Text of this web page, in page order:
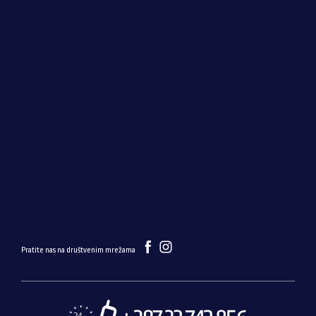
Pratite nas na društvenim mrežama